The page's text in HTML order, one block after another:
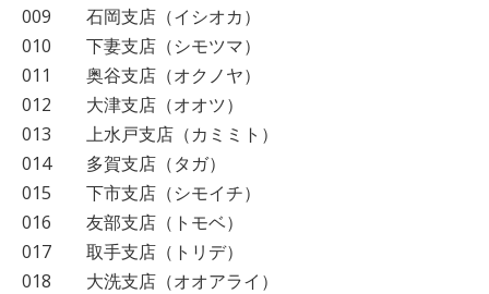
009 石岡支店（イシオカ）
010 下妻支店（シモツマ）
011 奥谷支店（オクノヤ）
012 大津支店（オオツ）
013 上水戸支店（カミミト）
014 多賀支店（タガ）
015 下市支店（シモイチ）
016 友部支店（トモベ）
017 取手支店（トリデ）
018 大洗支店（オオアライ）